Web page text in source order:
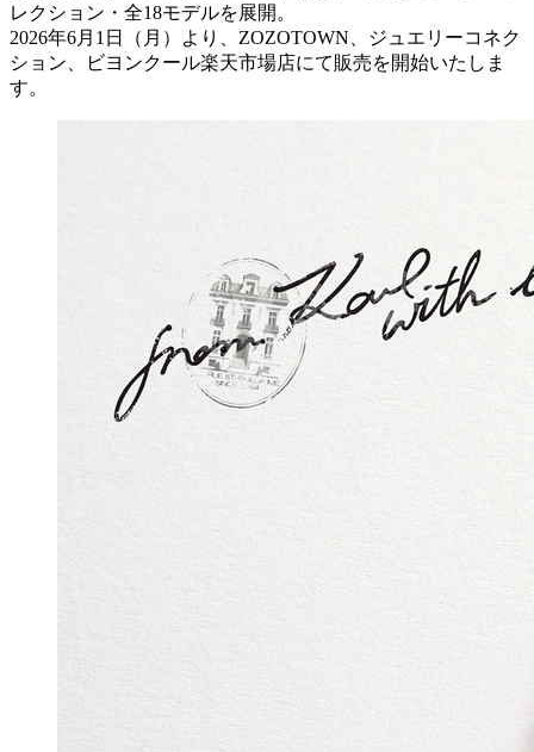
レクション・全18モデルを展開。
2026年6月1日（月）より、ZOZOTOWN、ジュエリーコネク
ション、ビヨンクール楽天市場店にて販売を開始いたしま
す。